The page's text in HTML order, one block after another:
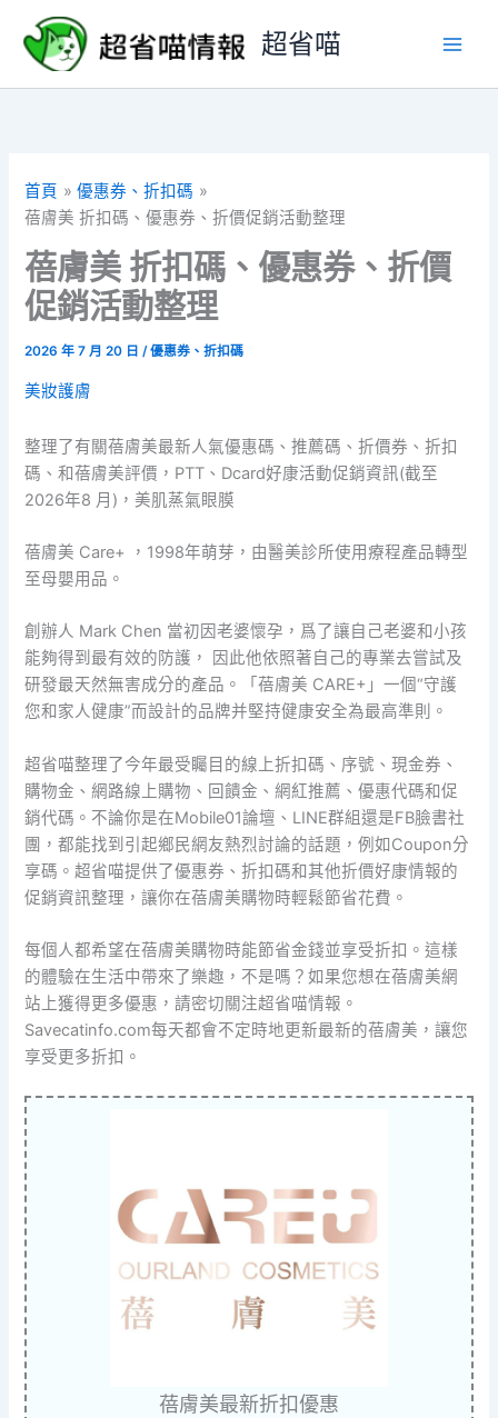
要
超省喵
首頁
優惠券、折扣碼
蓓膚美 折扣碼、優惠券、折價促銷活動整理
蓓膚美 折扣碼、優惠券、折價
促銷活動整理
2026 年 7 月 20 日/優惠券、折扣碼
美妝護膚
整理了有關蓓膚美最新人氣優惠碼、推薦碼、折價券、折扣
碼、和蓓膚美評價，PTT、Dcard好康活動促銷資訊(截至
2026年8 月)，美肌蒸氣眼膜
蓓膚美 Care+ ，1998年萌芽，由醫美診所使用療程產品轉型
至母嬰用品。
創辦人 Mark Chen 當初因老婆懷孕，爲了讓自己老婆和小孩
能夠得到最有效的防護， 因此他依照著自己的專業去嘗試及
研發最天然無害成分的產品。「蓓膚美 CARE+」一個“守護
您和家人健康”而設計的品牌并堅持健康安全為最高準則。
超省喵整理了今年最受矚目的線上折扣碼、序號、現金券、
購物金、網路線上購物、回饋金、網紅推薦、優惠代碼和促
銷代碼。不論你是在Mobile01論壇、LINE群組還是FB臉書社
團，都能找到引起鄉民網友熱烈討論的話題，例如Coupon分
享碼。超省喵提供了優惠券、折扣碼和其他折價好康情報的
促銷資訊整理，讓你在蓓膚美購物時輕鬆節省花費。
每個人都希望在蓓膚美購物時能節省金錢並享受折扣。這樣
的體驗在生活中帶來了樂趣，不是嗎？如果您想在蓓膚美網
站上獲得更多優惠，請密切關注超省喵情報。
Savecatinfo.com每天都會不定時地更新最新的蓓膚美，讓您
享受更多折扣。
蓓膚美最新折扣優惠